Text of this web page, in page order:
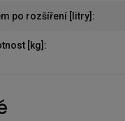
po rozšíření [litry] :
[kg] :